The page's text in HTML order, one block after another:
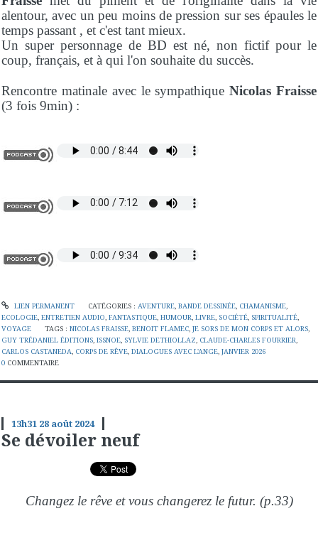
alentour, avec un peu moins de pression sur ses épaules le
temps passant , et c'est tant mieux.
Un super personnage de BD est né, non fictif pour le
coup, français, et à qui l'on souhaite du succès.
Rencontre matinale avec le sympathiqueNicolas Fraisse
(3 fois 9min) :
LIEN PERMANENT CATÉGORIES : AVENTURE, BANDE DESSINÉE, CHAMANISME,
ECOLOGIE, ENTRETIEN AUDIO, FANTASTIQUE, HUMOUR, LIVRE, SOCIÉTÉ, SPIRITUALITÉ,
VOYAGE
TAGS :NICOLAS FRAISSE,BENOIT FLAMEC,JE SORS DE MON CORPS ET ALORS,
GUY TRÉDANIEL ÉDITIONS, ISSNOE, SYLVIE DETHIOLLAZ, CLAUDE-CHARLES FOURRIER,
CARLOS CASTANEDA, CORPS DE RÊVE, DIALOGUES AVEC L'ANGE, JANVIER 2026
0 COMMENTAIRE
13h31 28 août 2024
Se dévoiler neuf
Changez le rêve et vous changerez le futur. (p.33)